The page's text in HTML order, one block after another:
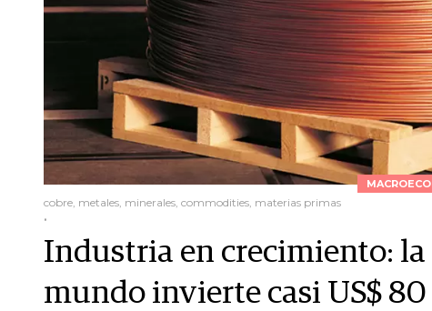
cobre, metales, minerales, commodities, materias primas
.
Industria en crecimiento:
mundo invierte casi US$